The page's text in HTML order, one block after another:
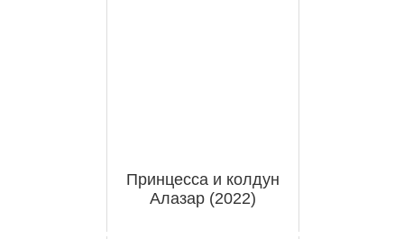
Принцесса и колдун
Алазар (2022)